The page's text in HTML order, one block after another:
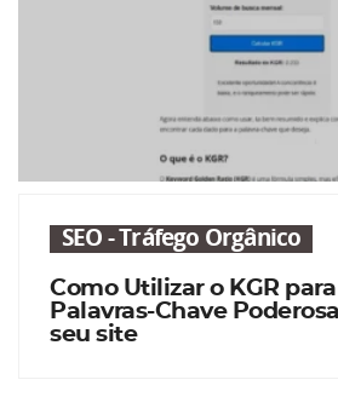
SEO - Tráfego Orgânico
Como Utilizar o KGR
Palavras-Chave
seu site